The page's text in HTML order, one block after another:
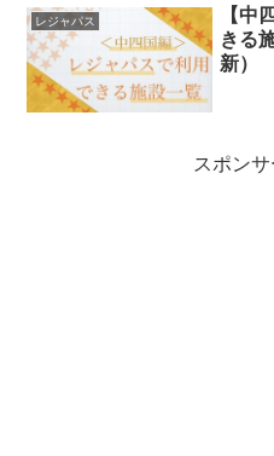
レジャパス
【中
きる
新）
スポン